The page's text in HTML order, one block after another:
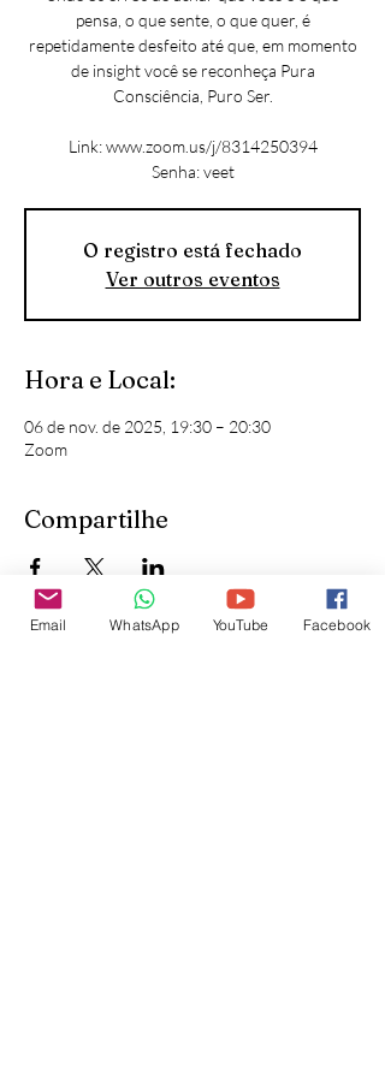
pensa, o que sente, o que quer, é
repetidamente desfeito até que, em momento
de insight você se reconheça Pura
Consciência, Puro Ser.
Link: www.zoom.us/j/8314250394
Senha: veet
O registro está fechado
Ver outros eventos
Hora e Local:
06 de nov. de 2025, 19:30 – 20:30
Zoom
Compartilhe
Email WhatsApp YouTube Facebook